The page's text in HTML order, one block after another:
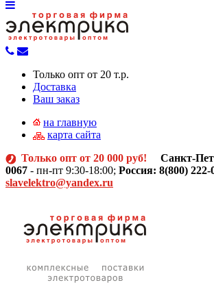
Только опт от 20 т.р.
Доставка
Ваш заказ
на главную
карта сайта
Только опт от 20 000 руб! Санкт-
0067 - пн-пт 9:30-18:00; Россия: 8(800) 222-
slavelektro@yandex.ru